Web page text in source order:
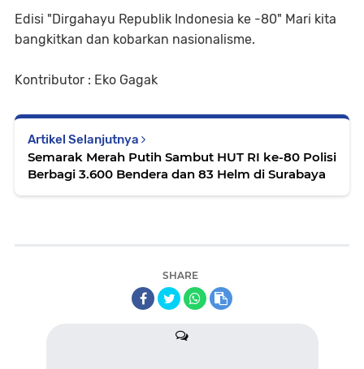
Edisi "Dirgahayu Republik Indonesia ke -80" Mari kita
bangkitkan dan kobarkan nasionalisme.
Kontributor : Eko Gagak
Artikel Selanjutnya
Semarak Merah Putih Sambut HUT RI ke-80 Polisi
Berbagi 3.600 Bendera dan 83 Helm di Surabaya
SHARE